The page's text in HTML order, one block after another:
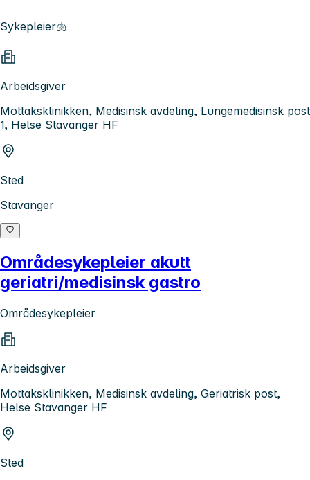
Sykepleier🫁
Arbeidsgiver
Mottaksklinikken, Medisinsk avdeling, Lungemedisinsk post
1, Helse Stavanger HF
Sted
Stavanger
Områdesykepleier akutt
geriatri/medisinsk gastro
Områdesykepleier
Arbeidsgiver
Mottaksklinikken, Medisinsk avdeling, Geriatrisk post,
Helse Stavanger HF
Sted